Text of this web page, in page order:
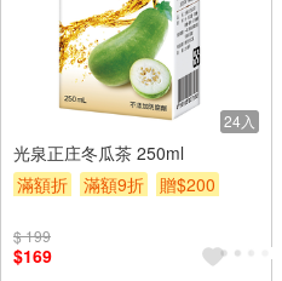
24入
光泉正庄冬瓜茶 250ml
滿額折
滿額9折 贈$200
$ 199
$169